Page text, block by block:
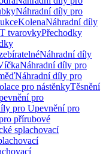
Náhradní díly pro
KolenaNáhradní díly
tvarovkyPřechodky
Náhradní díly
Náhradní díly pro
Náhradní díly pro
pro nástěnkyTěsnění
pro
pro Upevnění pro
přírubové
splachovací